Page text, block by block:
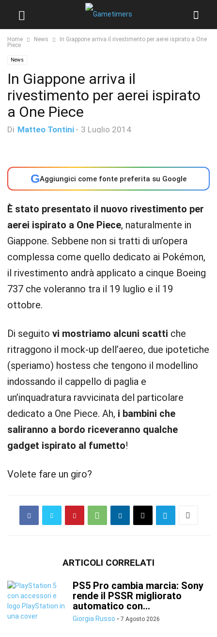
Home News
In Giappone arriva il rivestimento per aerei ispirato a One
Piece
News
In Giappone arriva il
rivestimento per aerei ispirato
a One Piece
Di Matteo Tontini - 3 Luglio 2014
GAggiungici come fonte preferita su Google
È stato presentato il nuovo rivestimento per
aerei ispirato a One Piece, naturalmente in
Giappone. Sebbene non si tratti di un’opera
complessa come quello dedicato ai Pokémon,
il rivestimento andrà applicato a cinque Boeing
737 che voleranno tra il 19 luglio e il 19
ottobre.
Di seguito vi mostriamo alcuni scatti che
ritraggono il mock-up dell’aereo, due ipotetiche
(speriamo) hostess che tengono il modellino
indossando il cappello di paglia e
un’inquadratura ravvicinata del particolare
dedicato a One Piece. Ah, i bambini che
saliranno a bordo riceveranno qualche
gadget ispirato al fumetto!
Volete fare un giro?
ARTICOLI CORRELATI
PS5 Pro cambia marcia: Sony
rende il PSSR migliorato
automatico con...
Giorgia Russo - 7 Agosto 2026